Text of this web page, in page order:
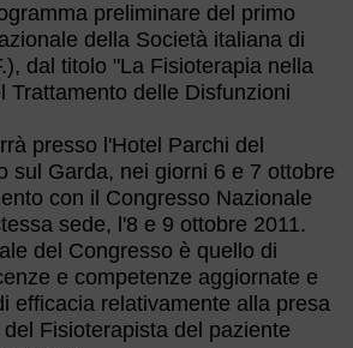
preliminare del primo
della Società italiana di
dal titolo "La Fisioterapia nella
Trattamento delle Disfunzioni
presso l'Hotel Parchi del
sul Garda, nei giorni 6 e 7 ottobre
con il Congresso Nazionale
sede, l'8 e 9 ottobre 2011.
del Congresso è quello di
e competenze aggiornate e
efficacia relativamente alla presa
Fisioterapista del paziente